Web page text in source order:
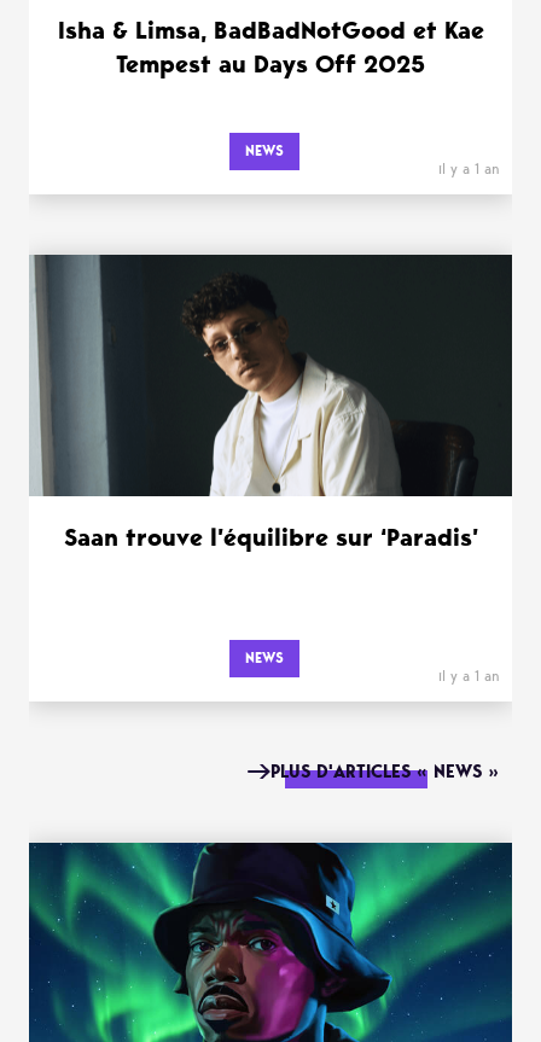
Isha & Limsa, BadBadNotGood et Kae
Tempest au Days Off 2025
NEWS
il y a 1 an
Saan trouve l’équilibre sur ‘Paradis’
NEWS
il y a 1 an
PLUS D'ARTICLES « NEWS »